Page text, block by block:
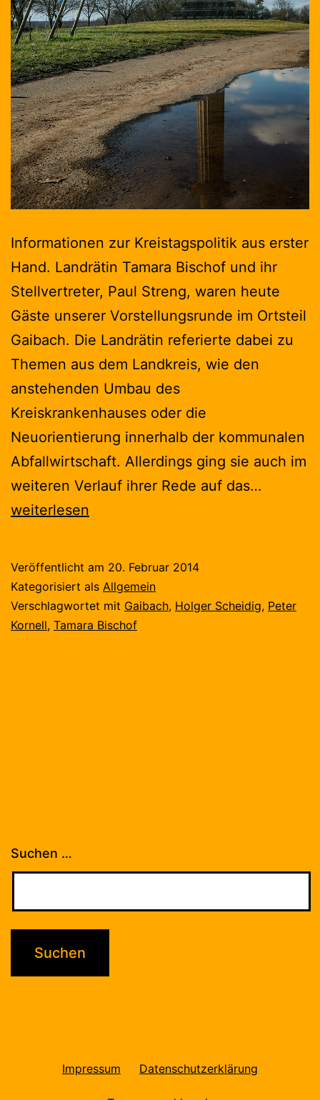
Informationen zur Kreistagspolitik aus erster
Hand. Landrätin Tamara Bischof und ihr
Stellvertreter, Paul Streng, waren heute
Gäste unserer Vorstellungsrunde im Ortsteil
Gaibach. Die Landrätin referierte dabei zu
Themen aus dem Landkreis, wie den
anstehenden Umbau des
Kreiskrankenhauses oder die
Neuorientierung innerhalb der kommunalen
Abfallwirtschaft. Allerdings ging sie auch im
weiteren Verlauf ihrer Rede auf das…
weiterlesen
Veröffentlicht am 20. Februar 2014
Kategorisiert als Allgemein
Verschlagwortet mit Gaibach, Holger Scheidig, Peter
Kornell, Tamara Bischof
Suchen …
Impressum Datenschutzerklärung